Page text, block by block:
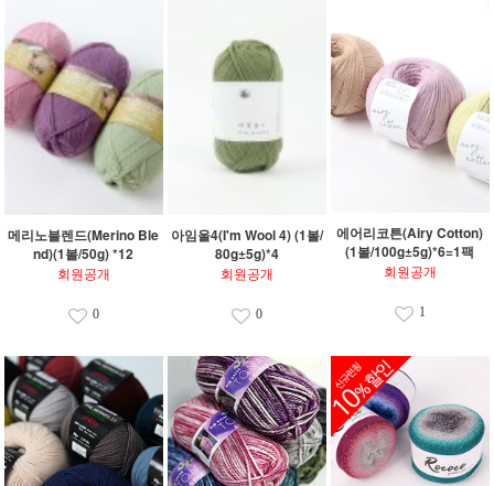
메리노블렌드(Merino Ble
nd)(1볼/50g) *12
회원공개
0
아임울4(I'm Wool 4) (1볼/
80g±5g)*4
회원공개
0
에어리코튼(Airy Cotton)
(1볼/100g±5g)*6=1팩
회원공개
1